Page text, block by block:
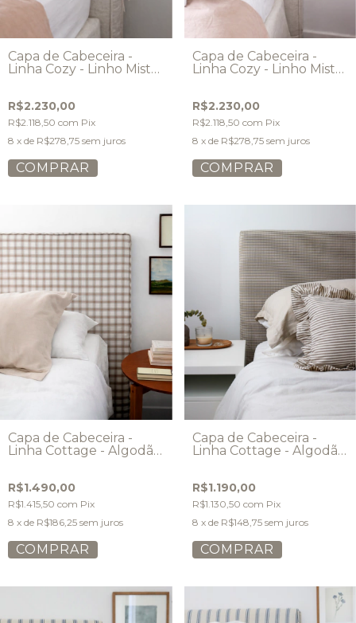
Capa de Cabeceira -
Linha Cozy - Linho Misto
R$2.230,00
R$2.118,50 com Pix
8 x de R$278,75 sem juros
COMPRAR
Capa de Cabeceira -
Linha Cozy - Linho Misto
R$2.230,00
R$2.118,50 com Pix
8 x de R$278,75 sem juros
COMPRAR
Capa de Cabeceira -
Linha Cottage - Algodão
R$1.490,00
R$1.415,50 com Pix
8 x de R$186,25 sem juros
COMPRAR
Capa de Cabeceira -
Linha Cottage - Algodão
R$1.190,00
R$1.130,50 com Pix
8 x de R$148,75 sem juros
COMPRAR